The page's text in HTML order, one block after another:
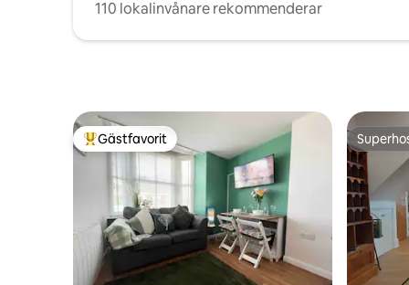
110 lokalinvånare rekommenderar
Populär gästfavorit
Gästfavorit